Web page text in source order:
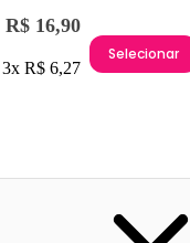
R$ 16,90
3x R$ 6,27
Selecionar